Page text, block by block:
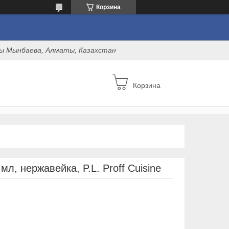
Корзина
Мынбаева, Алматы, Казахстан
Корзина
нержавейка, P.L. Proff Cuisine